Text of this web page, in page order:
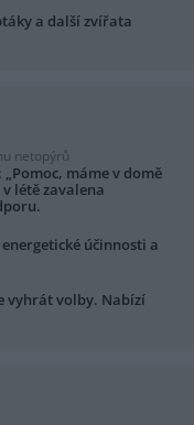
a další zvířata
netopýrů
máme v domě
létě zavalena
účinnosti a
vyhrát volby. Nabízí